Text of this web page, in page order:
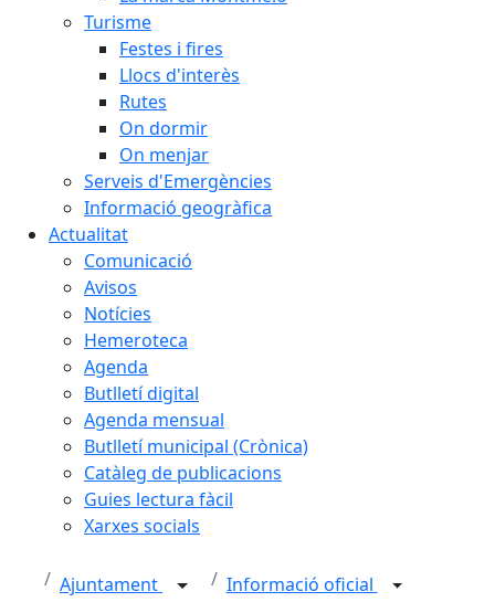
Turisme
Festes i fires
Llocs d'interès
Rutes
On dormir
On menjar
Serveis d'Emergències
Informació geogràfica
Actualitat
Comunicació
Avisos
Notícies
Hemeroteca
Agenda
Butlletí digital
Agenda mensual
Butlletí municipal (Crònica)
Catàleg de publicacions
Guies lectura fàcil
Xarxes socials
Ajuntament
Informació oficial